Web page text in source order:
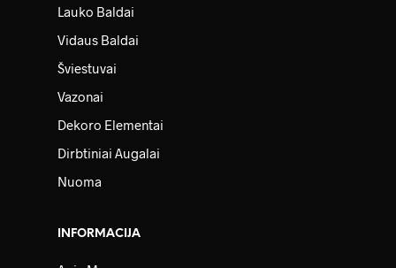
Lauko Baldai
Vidaus Baldai
Šviestuvai
Vazonai
Dekoro Elementai
Dirbtiniai Augalai
Nuoma
INFORMACIJA